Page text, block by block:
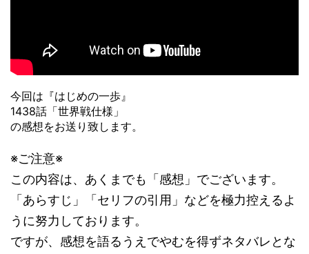
今回は『はじめの一歩』
1438話「世界戦仕様」
の感想をお送り致します。
※ご注意※
この内容は、あくまでも「感想」でございます。
「あらすじ」「セリフの引用」などを極力控えるよ
うに努力しております。
ですが、感想を語るうえでやむを得ずネタバレとな